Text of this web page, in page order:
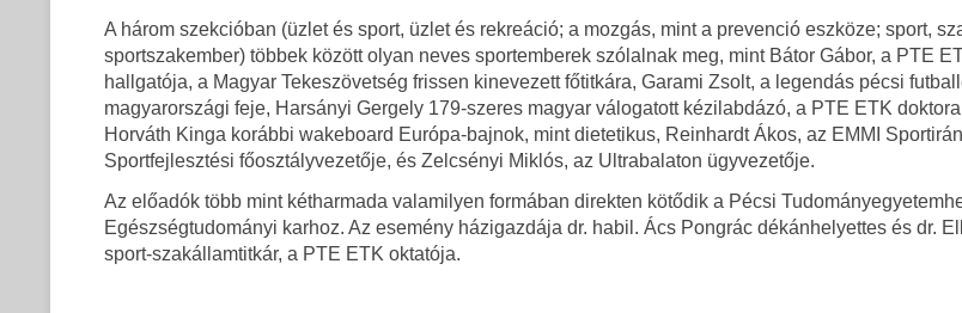
A három szekcióban (üzlet és sport, üzlet és rekreáció; a mozgás, mint a prevenció eszköze; sport,
sportszakember) többek között olyan neves sportemberek szólalnak meg, mint Bátor Gábor, a PTE
hallgatója, a Magyar Tekeszövetség frissen kinevezett főtitkára, Garami Zsolt, a legendás pécsi
magyarországi feje, Harsányi Gergely 179-szeres magyar válogatott kézilabdázó, a PTE ETK
Horváth Kinga korábbi wakeboard Európa-bajnok, mint dietetikus, Reinhardt Ákos, az EMMI
Sportfejlesztési főosztályvezetője, és Zelcsényi Miklós, az Ultrabalaton ügyvezetője.
Az előadók több mint kétharmada valamilyen formában direkten kötődik a Pécsi
Egészségtudományi karhoz. Az esemény házigazdája dr. habil. Ács Pongrác dékánhelyettes és dr.
sport-szakállamtitkár, a PTE ETK oktatója.